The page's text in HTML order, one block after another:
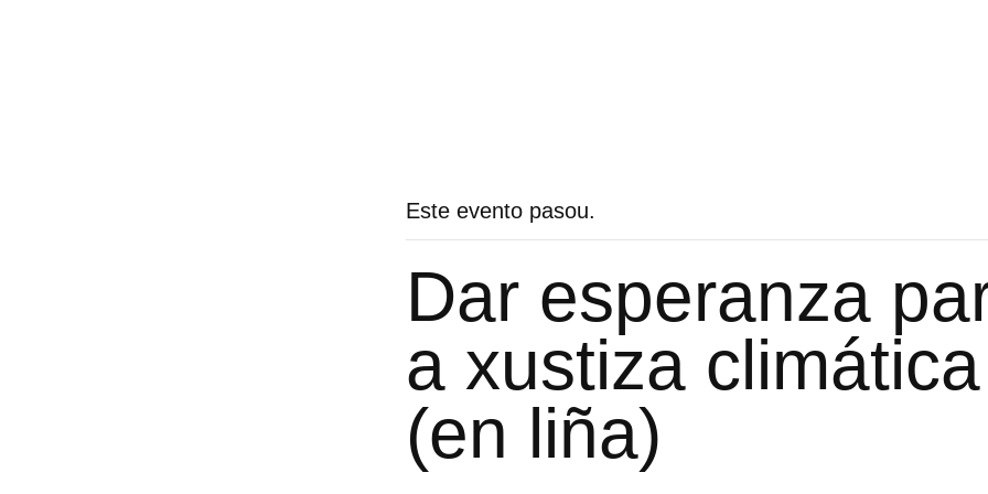
Este evento pasou.
Dar esperanza
a xustiza climática
(en liña)